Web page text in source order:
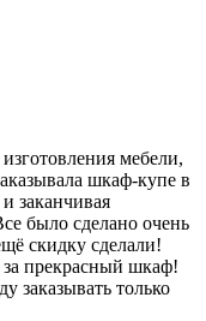
мебели,
шкаф-купе в
заканчивая
было сделано очень
скидку сделали!
за прекрасный шкаф!
заказывать только